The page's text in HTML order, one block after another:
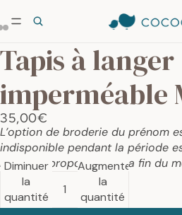
Tapis à langer
imperméable
35,00€
L’option de broderie du prénom
indisponible pendant la période
nouveau proposée dès la fin du
Diminuer
la
quantité
Augmenter
la
quantité